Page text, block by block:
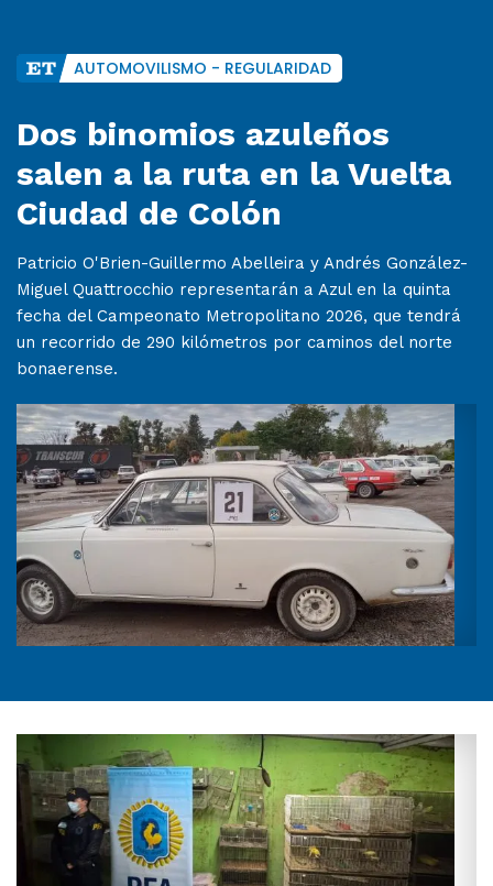
AUTOMOVILISMO - REGULARIDAD
Dos binomios azuleños
salen a la ruta en la Vuelta
Ciudad de Colón
Patricio O'Brien-Guillermo Abelleira y Andrés González-
Miguel Quattrocchio representarán a Azul en la quinta
fecha del Campeonato Metropolitano 2026, que tendrá
un recorrido de 290 kilómetros por caminos del norte
bonaerense.